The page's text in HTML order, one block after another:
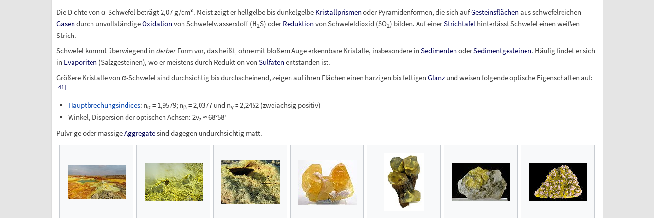
Die Dichte von α-Schwefel beträgt 2,07 g/cm³. Meist zeigt er hellgelbe bis dunkelgelbe Kristallprismen oder Pyramidenformen, die sich aufGesteinsflächen aus schwefelreichen
Gasen durch unvollständigeOxidation von Schwefelwasserstoff (H2S) oderReduktion von Schwefeldioxid (SO2) bilden. Auf einerStrichtafel hinterlässt Schwefel einen weißen
Strich.
Schwefel kommt überwiegend in derberForm vor, das heißt, ohne mit bloßem Auge erkennbare Kristalle, insbesondere in Sedimenten oderSedimentgesteinen. Häufig findet er sich
in Evaporiten (Salzgesteinen), wo er meistens durch Reduktion von Sulfaten entstanden ist.
Größere Kristalle von α-Schwefel sind durchsichtig bis durchscheinend, zeigen auf ihren Flächen einen harzigen bis fettigen Glanzund weisen folgende optische Eigenschaften auf:
[41]
Hauptbrechungsindices: nα = 1,9579; nβ = 2,0377 und nγ = 2,2452 (zweiachsig positiv)
Winkel, Dispersion der optischen Achsen: 2vz ≈ 68°58'
Pulvrige oder massigeAggregatesind dagegen undurchsichtig matt.